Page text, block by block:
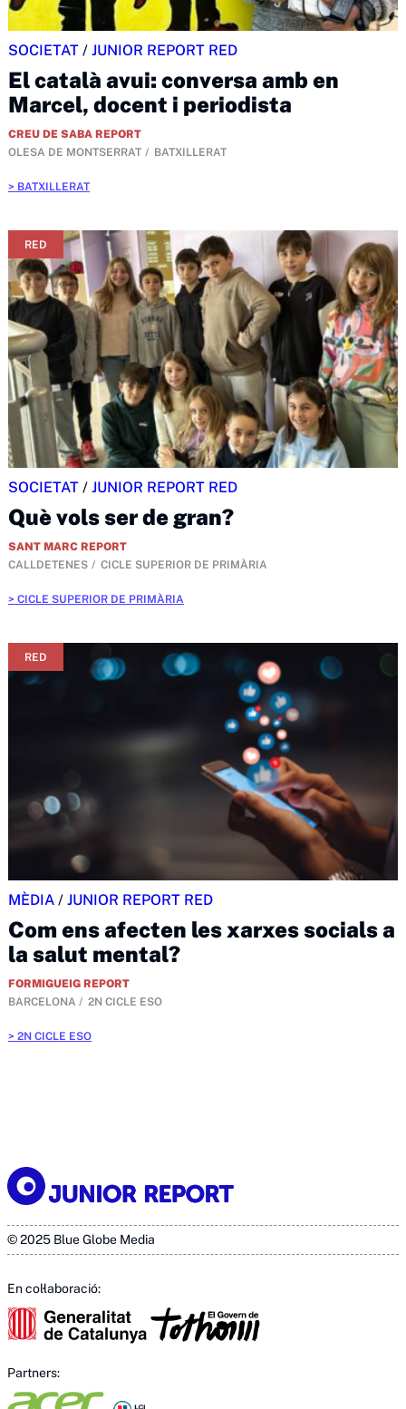
SOCIETAT / JUNIOR REPORT RED
El català avui: conversa amb en
Marcel, docent i periodista
CREU DE SABA REPORT
OLESA DE MONTSERRAT
BATXILLERAT
BATXILLERAT
RED
SOCIETAT / JUNIOR REPORT RED
Què vols ser de gran?
SANT MARC REPORT
CALLDETENES
CICLE SUPERIOR DE PRIMÀRIA
CICLE SUPERIOR DE PRIMÀRIA
RED
MÈDIA / JUNIOR REPORT RED
Com ens afecten les xarxes socials a
la salut mental?
FORMIGUEIG REPORT
BARCELONA
2N CICLE ESO
2N CICLE ESO
© 2025 Blue Globe Media
En col·laboració:
Partners: